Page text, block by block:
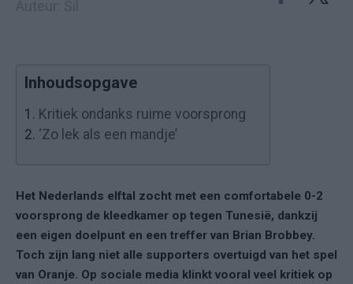
Inhoudsopgave
1. Kritiek ondanks ruime voorsprong
2. ‘Zo lek als een mandje’
Het Nederlands elftal zocht met een comfortabele 0-2
voorsprong de kleedkamer op tegen Tunesië, dankzij
een eigen doelpunt en een treffer van Brian Brobbey.
Toch zijn lang niet alle supporters overtuigd van het spel
van Oranje. Op sociale media klinkt vooral veel kritiek op